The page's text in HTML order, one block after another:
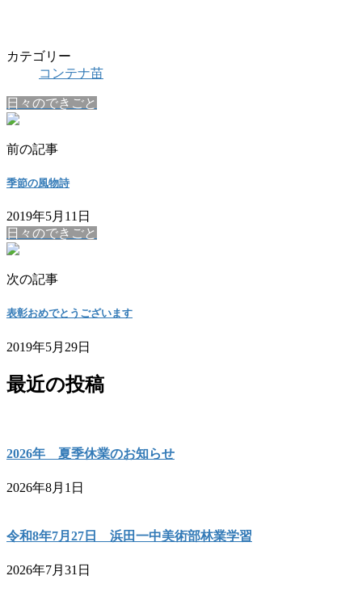
カテゴリー
コンテナ苗
日々のできごと
前の記事
季節の風物詩
2019年5月11日
日々のできごと
次の記事
表彰おめでとうございます
2019年5月29日
最近の投稿
2026年 夏季休業のお知らせ
2026年8月1日
令和8年7月27日 浜田一中美術部林業学習
2026年7月31日